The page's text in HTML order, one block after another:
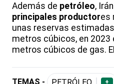
Además de petróleo,
principales productores
unas reservas
metros cúbicos, en 2023
metros cúbicos de gas.
TEMAS - +